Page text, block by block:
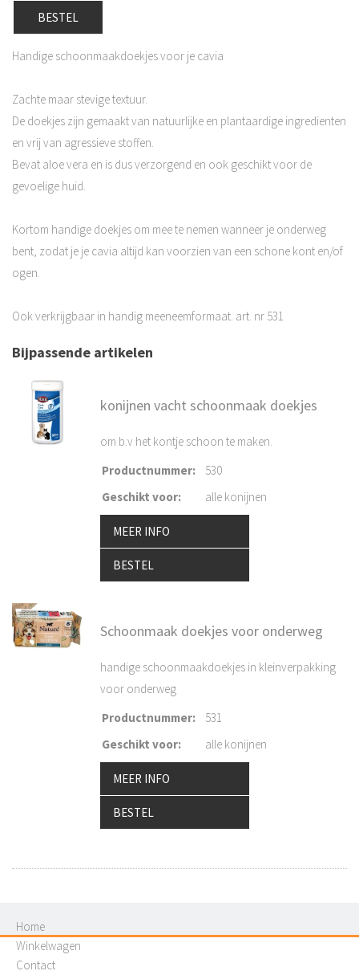
BESTEL
Handige schoonmaakdoekjes voor je cavia
Zachte maar stevige textuur.
De doekjes zijn gemaakt van natuurlijke en plantaardige ingredienten
en vrij van agressieve stoffen.
Bevat aloe vera en is dus verzorgend en ook geschikt voor de
gevoelige huid.
Kortom handige doekjes om mee te nemen wanneer je onderweg
bent, zodat je je cavia altijd kan voorzien van een schone kont en/of
ogen.
Ook verkrijgbaar in handig meeneemformaat. art. nr 531
Bijpassende artikelen
konijnen vacht schoonmaak doekjes
om b.v het kontje schoon te maken.
Productnummer:
530
Geschikt voor: alle konijnen
MEER INFO
BESTEL
Schoonmaak doekjes voor onderweg
handige schoonmaakdoekjes in kleinverpakking
voor onderweg
Productnummer:
531
Geschikt voor: alle konijnen
MEER INFO
BESTEL
Home
Winkelwagen
Contact